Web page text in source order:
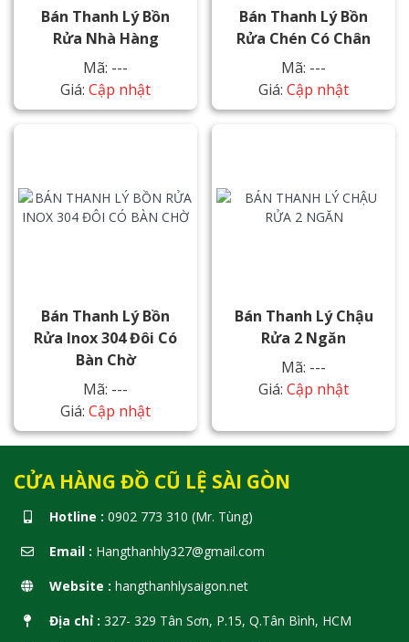
Bán Thanh Lý Bồn
Rửa Nhà Hàng
Mã: ---
Giá: Cập nhật
Bán Thanh Lý Bồn
Rửa Chén Có Chân
Mã: ---
Giá: Cập nhật
Bán Thanh Lý Bồn
Rửa Inox 304 Đôi Có
Bàn Chờ
Mã: ---
Giá: Cập nhật
Bán Thanh Lý Chậu
Rửa 2 Ngăn
Mã: ---
Giá: Cập nhật
CỬA HÀNG ĐỒ CŨ LỆ SÀI GÒN
Hotline : 0902 773 310 (Mr. Tùng)
Email : Hangthanhly327@gmail.com
Website : hangthanhlysaigon.net
Địa chỉ : 327- 329 Tân Sơn, P.15, Q.Tân Bình, HCM